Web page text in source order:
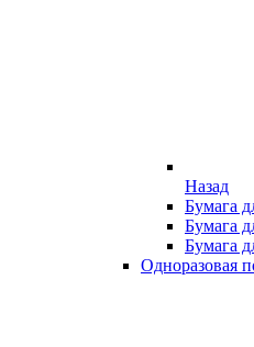
Назад
Бумага
Бумага
Бумага
Одноразовая